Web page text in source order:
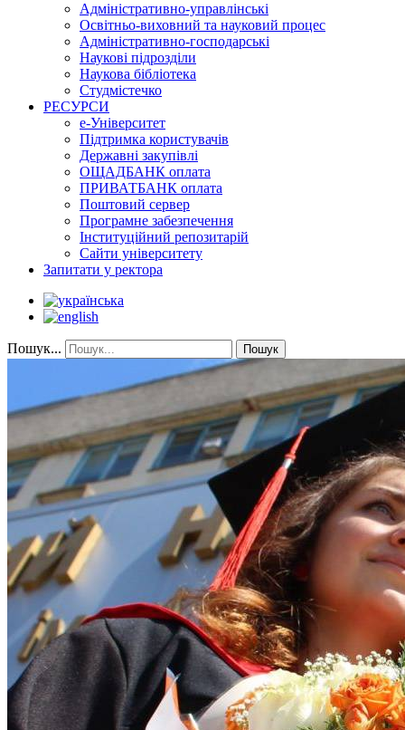
Адміністративно-управлінські
Освітньо-виховний та науковий процес
Адміністративно-господарські
Наукові підрозділи
Наукова бібліотека
Студмістечко
РЕСУРСИ
е-Університет
Підтримка користувачів
Державні закупівлі
ОЩАДБАНК оплата
ПРИВАТБАНК оплата
Поштовий сервер
Програмне забезпечення
Інституційний репозитарій
Сайти університету
Запитати у ректора
Пошук... Пошук